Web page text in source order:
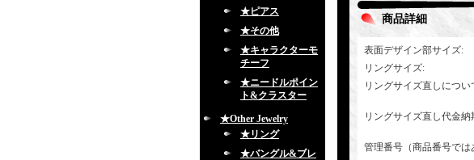
★ピアス
★その他
★キャラクターモ
チーフ
★ニードルポイン
ト&クラスター
★Other Jewelry
★リング
★バングル&ブレ
商品詳細
表面デザイン部サイズ:
リングサイズ:
リングサイズ直しについ
リングサイズ直し代金納
管理番号（商品番号では